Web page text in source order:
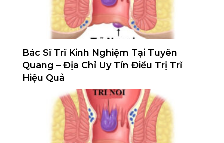
Bác Sĩ Trĩ Kinh Nghiệm Tại Tuyên
Quang – Địa Chỉ Uy Tín Điều Trị Trĩ
Hiệu Quả